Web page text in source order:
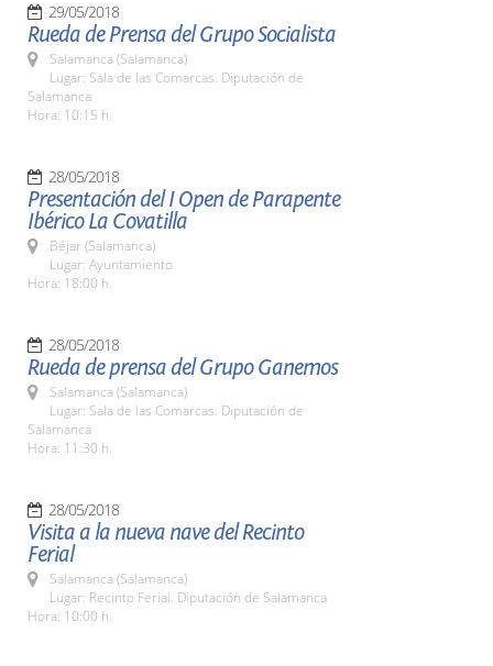
29/05/2018
Rueda de Prensa del Grupo Socialista
Salamanca (Salamanca)
Lugar: Sala de las Comarcas. Diputación de
Salamanca
Hora: 10:15 h.
28/05/2018
Presentación del I Open de Parapente
Ibérico La Covatilla
Béjar (Salamanca)
Lugar: Ayuntamiento
Hora: 18:00 h.
28/05/2018
Rueda de prensa del Grupo Ganemos
Salamanca (Salamanca)
Lugar: Sala de las Comarcas. Diputación de
Salamanca
Hora: 11:30 h.
28/05/2018
Visita a la nueva nave del Recinto
Ferial
Salamanca (Salamanca)
Lugar: Recinto Ferial. Diputación de Salamanca
Hora: 10:00 h.